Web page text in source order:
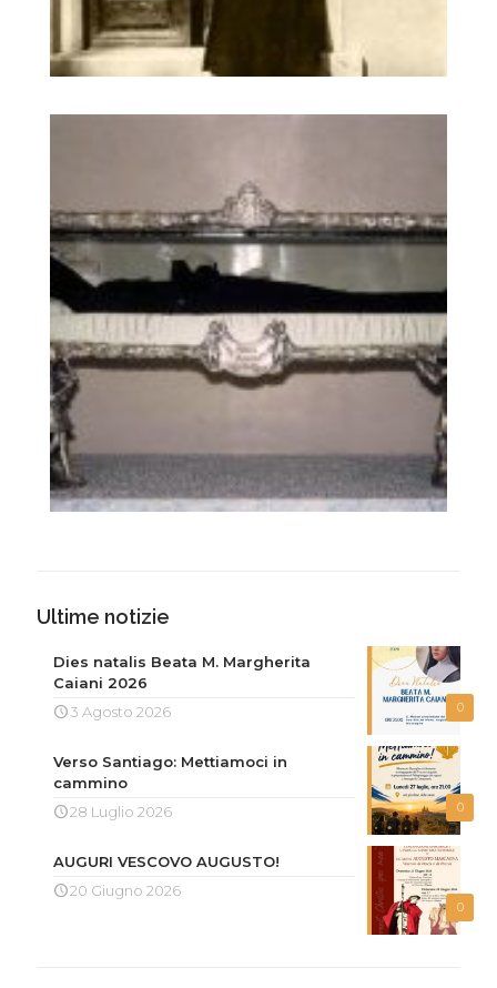
Ultime notizie
0
Dies natalis Beata M. Margherita
Caiani 2026
3 Agosto 2026
0
Verso Santiago: Mettiamoci in
cammino
28 Luglio 2026
0
AUGURI VESCOVO AUGUSTO!
20 Giugno 2026